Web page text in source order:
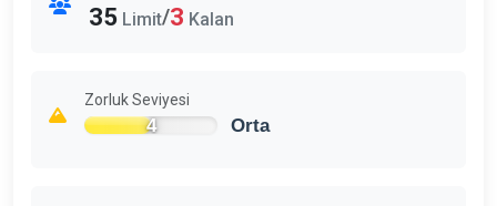
35 Limit/3 Kalan
Zorluk Seviyesi
4 Orta